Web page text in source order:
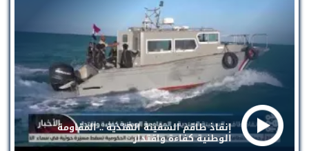
إنقاذ طاقم السفينة الهندية .. المقاومة
الوطنية كفاءة واقتدار